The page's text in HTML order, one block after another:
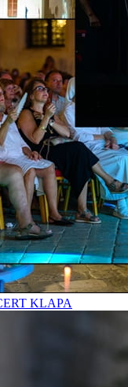
KLAPA